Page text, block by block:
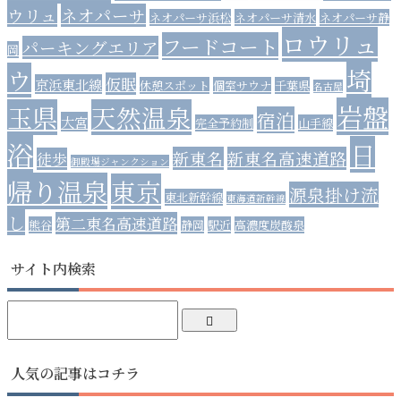
ウリュ ネオパーサ ネオパーサ浜松 ネオパーサ清水 ネオパーサ静
岡 パーキングエリア フードコート ロウリュ
ウ 京浜東北線仮眠 休憩スポット 個室サウナ 千葉県 名古屋 埼
玉県 大宮 天然温泉 完全予約制 宿泊 山手線 岩盤
浴 徒歩 御殿場ジャンクション 新東名 新東名高速道路 日
帰り温泉東京 東北新幹線 東海道新幹線 源泉掛け流
し 熊谷 第二東名高速道路 静岡 駅近 高濃度炭酸泉
サイト内検索
人気の記事はコチラ